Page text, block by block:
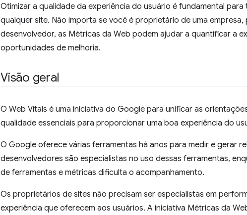
Otimizar a qualidade da experiência do usuário é fundamental
qualquer site. Não importa se você é proprietário de uma
desenvolvedor, as Métricas da Web podem ajudar a quantificar a
oportunidades de melhoria.
Visão geral
O Web Vitals é uma iniciativa do Google para unificar as
qualidade essenciais para proporcionar uma boa experiência do
O Google oferece várias ferramentas há anos para medir e gerar
desenvolvedores são especialistas no uso dessas ferramentas,
de ferramentas e métricas dificulta o acompanhamento.
Os proprietários de sites não precisam ser especialistas em
experiência que oferecem aos usuários. A iniciativa Métricas da